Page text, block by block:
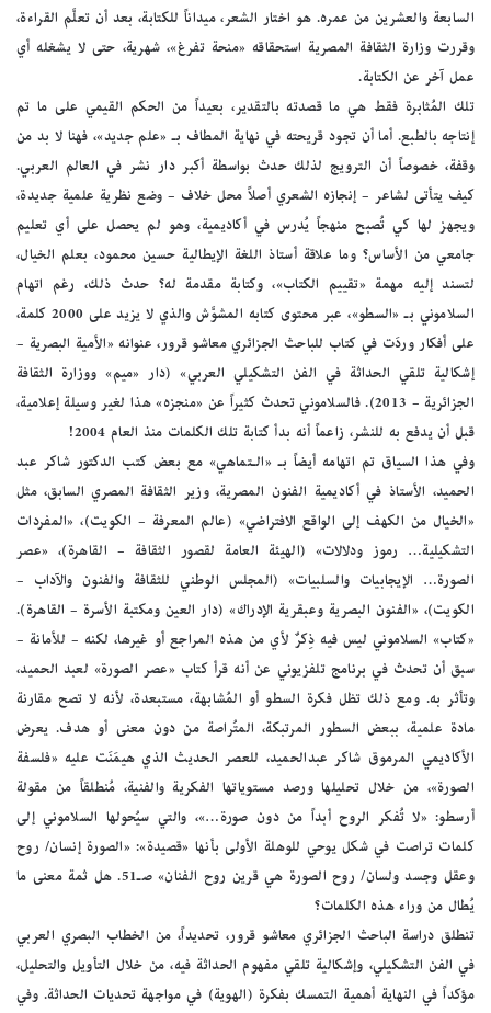
السابعة والعشرين من عمره. هو اختار الشعر، ميداناً للكتابة، بعد أن تعلَّم القراءة،
وقررت وزارة الثقافة المصرية استحقاقه «منحة تفرغ»، شهرية، حتى لا يشغله أي
عمل آخر عن الكتابة.
تلك المُثابرة فقط هي ما قصدته بالتقدير، بعيداً من الحكم القيمي على ما تم
إنتاجه بالطبع. أما أن تجود قريحته في نهاية المطاف بـ «علم جديد»، فهنا لا بد من
وقفة، خصوصاً أن الترويج لذلك حدث بواسطة أكبر دار نشر في العالم العربي.
كيف يتأتى لشاعر – إنجازه الشعري أصلاً محل خلاف – وضع نظرية علمية جديدة،
ويجهز لها كي تُصبح منهجاً يُدرس في أكاديمية، وهو لم يحصل على أي تعليم
جامعي من الأساس؟ وما علاقة أستاذ اللغة الإيطالية حسين محمود، بعلم الخيال،
لتسند إليه مهمة «تقييم الكتاب»، وكتابة مقدمة له؟ حدث ذلك، رغم اتهام
السلاموني بـ «السطو»، عبر محتوى كتابه المشوَّش والذي لا يزيد على 2000 كلمة،
على أفكار وردَت في كتاب للباحث الجزائري معاشو قرور، عنوانه «الأمية البصرية –
إشكالية تلقي الحداثة في الفن التشكيلي العربي» (دار «ميم» ووزارة الثقافة
الجزائرية – 2013). فالسلاموني تحدث كثيراً عن «منجزه» هذا لغير وسيلة إعلامية،
قبل أن يدفع به للنشر، زاعماً أنه بدأ كتابة تلك الكلمات منذ العام 2004!
وفي هذا السياق تم اتهامه أيضاً بـ «الـتماهي» مع بعض كتب الدكتور شاكر عبد
الحميد، الأستاذ في أكاديمية الفنون المصرية، وزير الثقافة المصري السابق، مثل
«الخيال من الكهف إلى الواقع الافتراضي» (عالم المعرفة – الكويت)، «المفردات
التشكيلية… رموز ودلالات» (الهيئة العامة لقصور الثقافة – القاهرة)، «عصر
الصورة… الإيجابيات والسلبيات» (المجلس الوطني للثقافة والفنون والآداب –
الكويت)، «الفنون البصرية وعبقرية الإدراك» (دار العين ومكتبة الأسرة – القاهرة).
«كتاب» السلاموني ليس فيه ذِكرٌ لأي من هذه المراجع أو غيرها، لكنه – للأمانة –
سبق أن تحدث في برنامج تلفزيوني عن أنه قرأ كتاب «عصر الصورة» لعبد الحميد،
وتأثر به. ومع ذلك تظل فكرة السطو أو المُشابهة، مستبعدة، لأنه لا تصح مقارنة
مادة علمية، ببعض السطور المرتبكة، المتُراصة من دون معنى أو هدف. يعرض
الأكاديمي المرموق شاكر عبدالحميد، للعصر الحديث الذي هيمَنَت عليه «فلسفة
الصورة»، من خلال تحليلها ورصد مستوياتها الفكرية والفنية، مُنطلقاً من مقولة
أرسطو: «لا تُفكر الروح أبداً من دون صورة…»، والتي سيُحولها السلاموني إلى
كلمات تراصت في شكل يوحي للوهلة الأولى بأنها «قصيدة»: «الصورة إنسان/ روح
وعقل وجسد ولسان/ روح الصورة هي قرين روح الفنان» صـ51. هل ثمة معنى ما
يُطال من وراء هذه الكلمات؟
تنطلق دراسة الباحث الجزائري معاشو قرور، تحديداً، من الخطاب البصري العربي
في الفن التشكيلي، وإشكالية تلقي مفهوم الحداثة فيه، من خلال التأويل والتحليل،
مؤكداً في النهاية أهمية التمسك بفكرة (الهوية) في مواجهة تحديات الحداثة. وفي